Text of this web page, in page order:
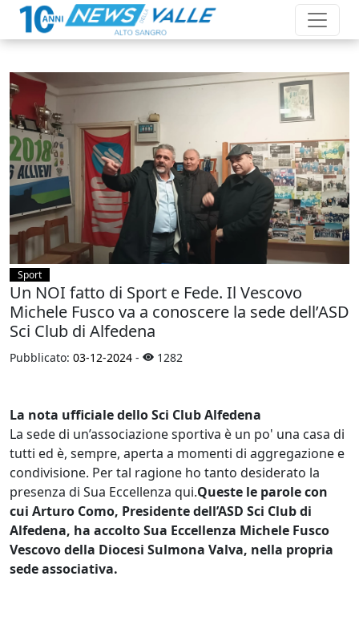
Sport
Un NOI fatto di Sport e Fede. Il Vescovo
Michele Fusco va a conoscere la sede dell’ASD
Sci Club di Alfedena
Pubblicato: 03-12-2024 - 1282
La nota ufficiale dello Sci Club Alfedena
La sede di un’associazione sportiva è un po' una casa di
tutti ed è, sempre, aperta a momenti di aggregazione e
condivisione. Per tal ragione ho tanto desiderato la
presenza di Sua Eccellenza qui.Queste le parole con
cui Arturo Como, Presidente dell’ASD Sci Club di
Alfedena, ha accolto Sua Eccellenza Michele Fusco
Vescovo della Diocesi Sulmona Valva, nella propria
sede associativa.